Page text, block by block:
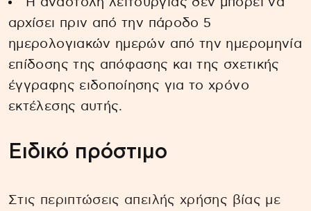
αρχίσει πριν από την πάροδο 5
ημερολογιακών ημερών από την ημερομηνία
επίδοσης της απόφασης και της σχετικής
έγγραφης ειδοποίησης για το χρόνο
εκτέλεσης αυτής.
Ειδικό πρόστιμο
Στις περιπτώσεις απειλής χρήσης βίας με